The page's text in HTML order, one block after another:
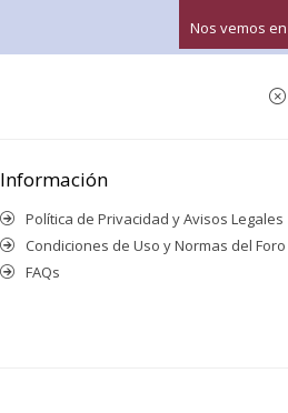
Nos vemos
Información
Política de Privacidad y Avisos Legales
Condiciones de Uso y Normas del Foro
FAQs